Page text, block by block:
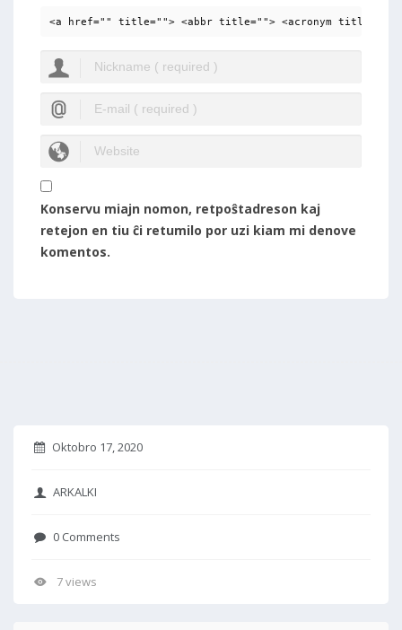
<a href="" title=""> <abbr title=""> <acronym title="">
Konservu miajn nomon, retpoŝtadreson kaj
retejon en tiu ĉi retumilo por uzi kiam mi denove
komentos.
Oktobro 17, 2020
ARKALKI
0 Comments
7 views